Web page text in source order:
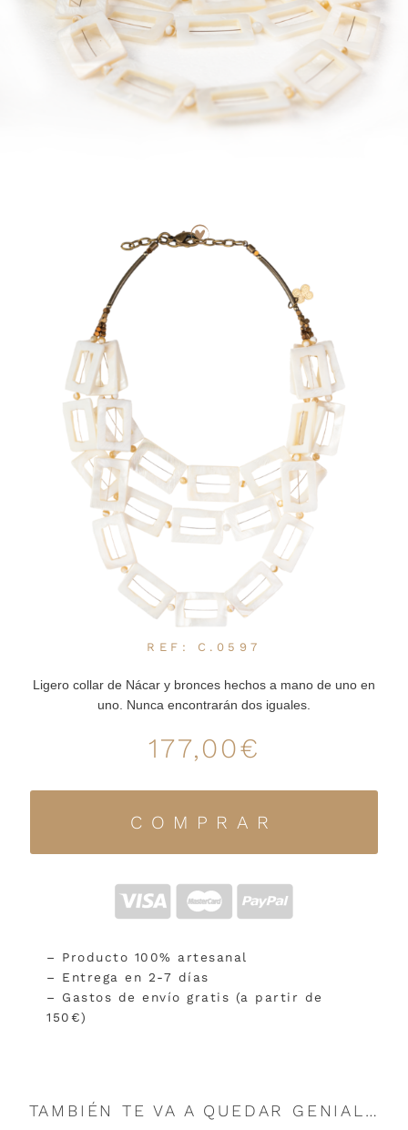
PRENSA
REF: C.0597
Ligero collar de Nácar y bronces hechos a mano de uno en
uno. Nunca encontrarán dos iguales.
177,00€
COMPRAR
– Producto 100% artesanal
– Entrega en 2-7 días
– Gastos de envío gratis (a partir de
150€)
TAMBIÉN TE VA A QUEDAR GENIAL…